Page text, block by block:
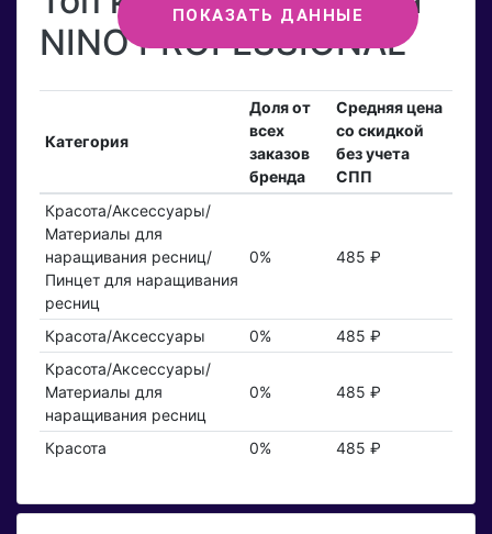
ПОКАЗАТЬ ДАННЫЕ
NINO PROFESSIONAL
Категория
Доля от
всех
заказов
бренда
Средняя цена
со скидкой
без учета
СПП
Красота/Аксессуары/
Материалы для
наращивания ресниц/
Пинцет для наращивания
ресниц
0% 485 ₽
Красота/Аксессуары 0%
485 ₽
Красота/Аксессуары/
Материалы для
наращивания ресниц
0% 485 ₽
Красота 0% 485 ₽